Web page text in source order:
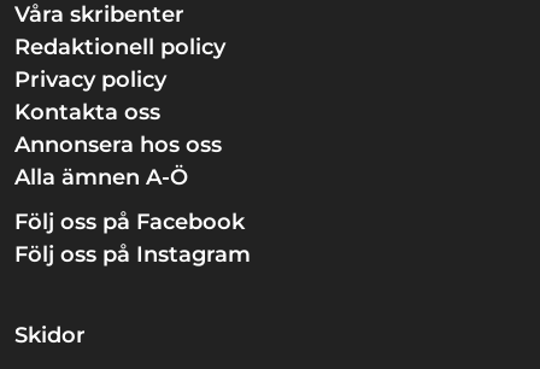
Våra skribenter
Redaktionell policy
Privacy policy
Kontakta oss
Annonsera hos oss
Alla ämnen A-Ö
Följ oss på Facebook
Följ oss på Instagram
Skidor